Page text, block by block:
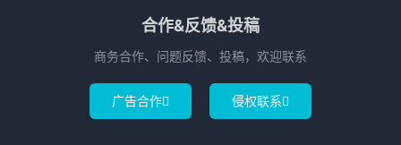
合作&反馈&投稿
商务合作、问题反馈、投稿，欢迎联系
广告合作 侵权联系